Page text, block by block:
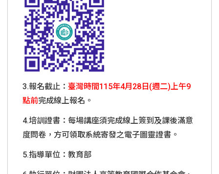
3.報名截止： 臺灣時間115年4月28日(週二)上午9
點前完成線上報名。
4.培訓證書：每場講座須完成線上簽到及課後滿意
度問卷，方可領取系統寄發之電子圖靈證書。
5.指導單位：教育部